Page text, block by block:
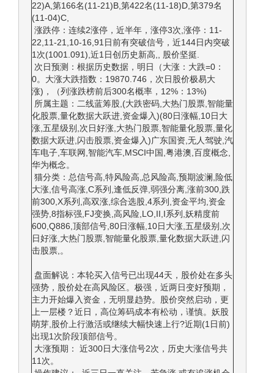
22)A,第166名(11-21)B,第422名(11-18)D,第379名
(11-04)C,
涨跌停：连续2涨停，近半年，涨停3次,涨停：11-
22,11-21,10-16,91日前有突破信号，近144日内突破
1次(1001.091),近1日创历史新高,, 股价坚挺.
次日预测：根据历史数据，明日（大涨：大跌=0：
0。大涨大跌指数：19870.746，次日股价极易大
涨)，（列涨跌榜前后300名概率，12%：13%)
所属主题：二线蓝筹股,(大跌密码,大热门股票,智能量
化股票,量化数据大跃进,资金爆入)(80日涨幅,10日大
涨,五星级别,次日好涨,大热门股票,智能量化股票,量化
数据大跃进,闪击股票,资金爆入)广东国资,无人驾驶,汽
车电子,车联网,智能汽车,MSCI中国,粤港澳,百度概念,
华为概念。
猫分类：总信号高,特风险高,总风险高,预期波澜,险低
大涨,信号高涨,C系列,逢低反弹,弱强分离,涨前300,跌
前300,X系列,高双涨,综合选股,4系列,资金平均,资金
强势,8指标强,FJ变换,高风险,LO,II,I系列,妖精度前
600,Q886,顶部信号,80日涨幅,10日大涨,五星级别,次
日好涨,大热门股票,智能量化股票,量化数据大跃进,闪
击股票,。
盘面解说：本轮买入信号已出现44天，股价处在多头
强势，股价处在高风险区。极强，近两日变好预期，
主力开始爆入资金，无明显趋势。股价突然启动，更
上一层楼？近日，高位筹码成本有松动，谨慎。妖股
萌芽,股价上行激活或继续大幅快速上行?近期(1日前)
出现1次阶段顶部信号。
大涨预期： 近300日大涨信号2次，历史大涨信号共
11次。